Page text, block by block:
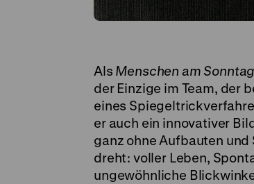
Als Menschen am Sonntag
der Einzige im Team, der
eines
er auch ein innovativer
ganz ohne Aufbauten und
dreht: voller Leben,
ungewöhnliche